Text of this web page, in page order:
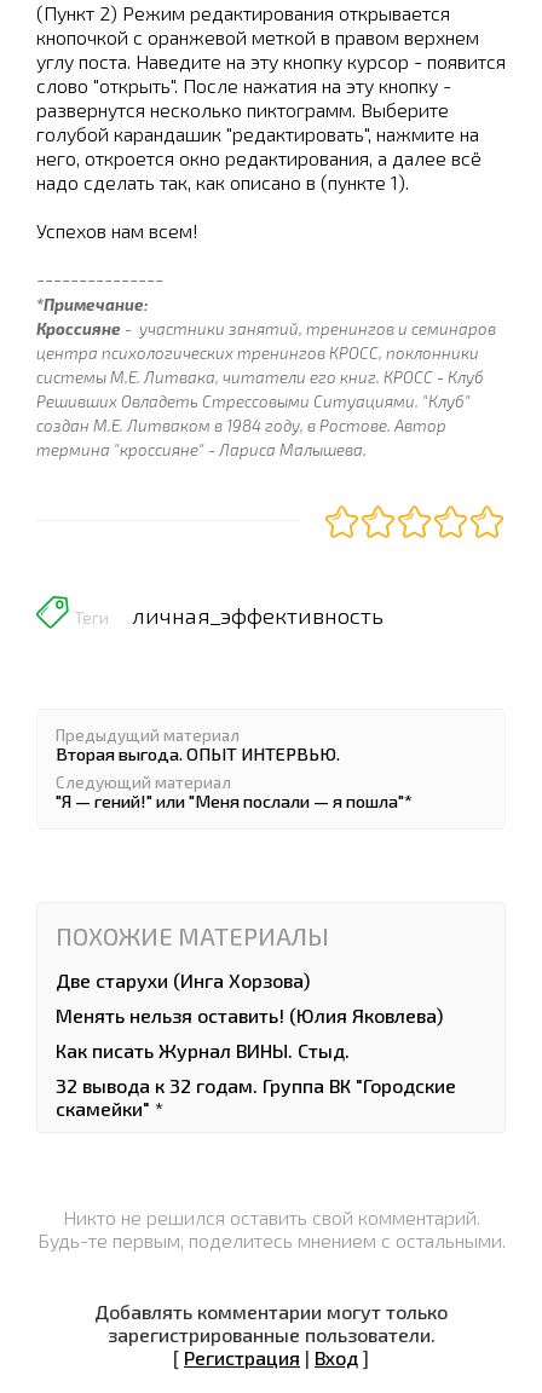
(Пункт 2) Режим редактирования открывается
кнопочкой с оранжевой меткой в правом верхнем
углу поста. Наведите на эту кнопку курсор - появится
слово "открыть". После нажатия на эту кнопку -
развернутся несколько пиктограмм. Выберите
голубой карандашик "редактировать", нажмите на
него, откроется окно редактирования, а далее всё
надо сделать так, как описано в (пункте 1).
Успехов нам всем!
---------------
*Примечание:
Кроссияне - участники занятий, тренингов и семинаров
центра психологических тренингов КРОСС, поклонники
системы М.Е. Литвака, читатели его книг. КРОСС - Клуб
Решивших Овладеть Стрессовыми Ситуациями. "Клуб"
создан М.Е. Литваком в 1984 году, в Ростове. Автор
термина "кроссияне" - Лариса Малышева.
Теги личная_эффективность
Предыдущий материал
Вторая выгода. ОПЫТ ИНТЕРВЬЮ.
Следующий материал
"Я — гений!" или "Меня послали — я пошла"*
ПОХОЖИЕ МАТЕРИАЛЫ
Две старухи (Инга Хорзова)
Менять нельзя оставить! (Юлия Яковлева)
Как писать Журнал ВИНЫ. Стыд.
32 вывода к 32 годам. Группа ВК "Городские
скамейки" *
Никто не решился оставить свой комментарий.
Будь-те первым, поделитесь мнением с остальными.
Добавлять комментарии могут только
зарегистрированные пользователи.
[ Регистрация | Вход ]